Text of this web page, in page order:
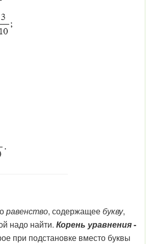
равенство, содержащеебукву,
надо найти. Корень уравнения-
при подстановке вместо буквы